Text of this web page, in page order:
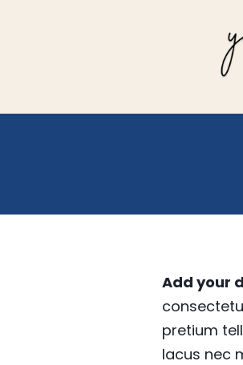
Add your
pretium
lacus nec